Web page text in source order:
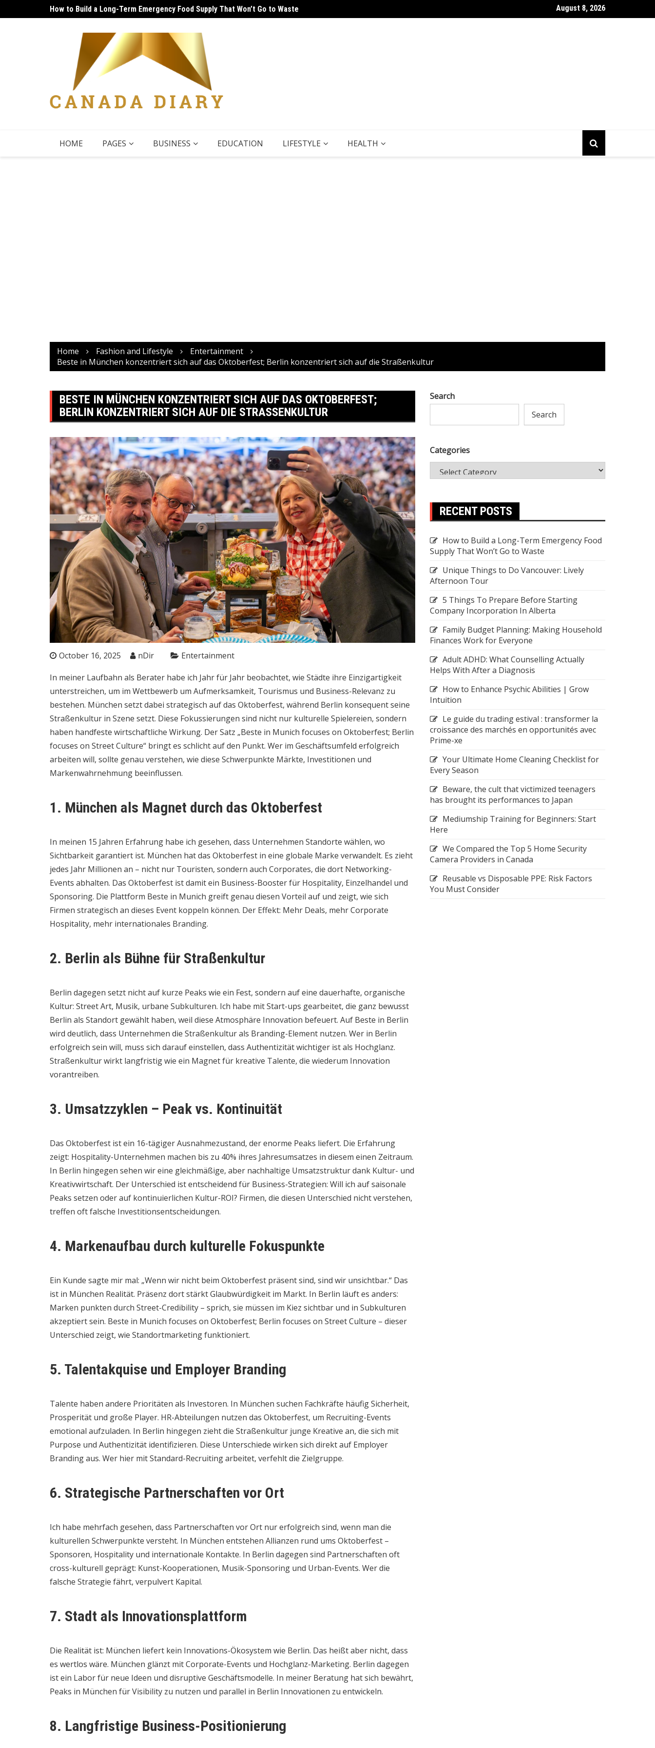
to
How to Build a Long-Term Emergency Food Supply That Won’t Go to Waste
Unique Things to Do Vancouver: Lively Afternoon Tour 5 Things To Prepare Before Starting Company Incorporation In Alberta
August 8, 2026
HOME PAGES BUSINESS EDUCATION LIFESTYLE HEALTH
Home Fashion and Lifestyle
Entertainment
Beste in München konzentriert sich auf das Oktoberfest; Berlin konzentriert sich auf die Straßenkultur
BESTE IN MÜNCHEN KONZENTRIERT SICH AUF DAS OKTOBERFEST;
BERLIN KONZENTRIERT SICH AUF DIE STRASSENKULTUR
October 16, 2025 nDir Entertainment
In meiner Laufbahn als Berater habe ich Jahr für Jahr beobachtet, wie Städte ihre Einzigartigkeit
unterstreichen, um im Wettbewerb um Aufmerksamkeit, Tourismus und Business-Relevanz zu
bestehen. München setzt dabei strategisch auf das Oktoberfest, während Berlin konsequent seine
Straßenkultur in Szene setzt. Diese Fokussierungen sind nicht nur kulturelle Spielereien, sondern
haben handfeste wirtschaftliche Wirkung. Der Satz „Beste in Munich focuses on Oktoberfest; Berlin
focuses on Street Culture“ bringt es schlicht auf den Punkt. Wer im Geschäftsumfeld erfolgreich
arbeiten will, sollte genau verstehen, wie diese Schwerpunkte Märkte, Investitionen und
Markenwahrnehmung beeinflussen.
1. München als Magnet durch das Oktoberfest
In meinen 15 Jahren Erfahrung habe ich gesehen, dass Unternehmen Standorte wählen, wo
Sichtbarkeit garantiert ist. München hat das Oktoberfest in eine globale Marke verwandelt. Es zieht
jedes Jahr Millionen an – nicht nur Touristen, sondern auch Corporates, die dort Networking-
Events abhalten. Das Oktoberfest ist damit ein Business-Booster für Hospitality, Einzelhandel und
Sponsoring. Die Plattform Beste in Munich greift genau diesen Vorteil auf und zeigt, wie sich
Firmen strategisch an dieses Event koppeln können. Der Effekt: Mehr Deals, mehr Corporate
Hospitality, mehr internationales Branding.
2. Berlin als Bühne für Straßenkultur
Berlin dagegen setzt nicht auf kurze Peaks wie ein Fest, sondern auf eine dauerhafte, organische
Kultur: Street Art, Musik, urbane Subkulturen. Ich habe mit Start-ups gearbeitet, die ganz bewusst
Berlin als Standort gewählt haben, weil diese Atmosphäre Innovation befeuert. Auf Beste in Berlin
wird deutlich, dass Unternehmen die Straßenkultur als Branding-Element nutzen. Wer in Berlin
erfolgreich sein will, muss sich darauf einstellen, dass Authentizität wichtiger ist als Hochglanz.
Straßenkultur wirkt langfristig wie ein Magnet für kreative Talente, die wiederum Innovation
vorantreiben.
3. Umsatzzyklen – Peak vs. Kontinuität
Das Oktoberfest ist ein 16-tägiger Ausnahmezustand, der enorme Peaks liefert. Die Erfahrung
zeigt: Hospitality-Unternehmen machen bis zu 40% ihres Jahresumsatzes in diesem einen Zeitraum.
In Berlin hingegen sehen wir eine gleichmäßige, aber nachhaltige Umsatzstruktur dank Kultur- und
Kreativwirtschaft. Der Unterschied ist entscheidend für Business-Strategien: Will ich auf saisonale
Peaks setzen oder auf kontinuierlichen Kultur-ROI? Firmen, die diesen Unterschied nicht verstehen,
treffen oft falsche Investitionsentscheidungen.
4. Markenaufbau durch kulturelle Fokuspunkte
Ein Kunde sagte mir mal: „Wenn wir nicht beim Oktoberfest präsent sind, sind wir unsichtbar.“ Das
ist in München Realität. Präsenz dort stärkt Glaubwürdigkeit im Markt. In Berlin läuft es anders:
Marken punkten durch Street-Credibility – sprich, sie müssen im Kiez sichtbar und in Subkulturen
akzeptiert sein. Beste in Munich focuses on Oktoberfest; Berlin focuses on Street Culture – dieser
Unterschied zeigt, wie Standortmarketing funktioniert.
5. Talentakquise und Employer Branding
Talente haben andere Prioritäten als Investoren. In München suchen Fachkräfte häufig Sicherheit,
Prosperität und große Player. HR-Abteilungen nutzen das Oktoberfest, um Recruiting-Events
emotional aufzuladen. In Berlin hingegen zieht die Straßenkultur junge Kreative an, die sich mit
Purpose und Authentizität identifizieren. Diese Unterschiede wirken sich direkt auf Employer
Branding aus. Wer hier mit Standard-Recruiting arbeitet, verfehlt die Zielgruppe.
6. Strategische Partnerschaften vor Ort
Ich habe mehrfach gesehen, dass Partnerschaften vor Ort nur erfolgreich sind, wenn man die
kulturellen Schwerpunkte versteht. In München entstehen Allianzen rund ums Oktoberfest –
Sponsoren, Hospitality und internationale Kontakte. In Berlin dagegen sind Partnerschaften oft
cross-kulturell geprägt: Kunst-Kooperationen, Musik-Sponsoring und Urban-Events. Wer die
falsche Strategie fährt, verpulvert Kapital.
7. Stadt als Innovationsplattform
Die Realität ist: München liefert kein Innovations-Ökosystem wie Berlin. Das heißt aber nicht, dass
es wertlos wäre. München glänzt mit Corporate-Events und Hochglanz-Marketing. Berlin dagegen
ist ein Labor für neue Ideen und disruptive Geschäftsmodelle. In meiner Beratung hat sich bewährt,
Peaks in München für Visibility zu nutzen und parallel in Berlin Innovationen zu entwickeln.
8. Langfristige Business-Positionierung
Search
Search
Categories
RECENT POSTS
How to Build a Long-Term Emergency Food
Supply That Won’t Go to Waste
Unique Things to Do Vancouver: Lively
Afternoon Tour
5 Things To Prepare Before Starting
Company Incorporation In Alberta
Family Budget Planning: Making Household
Finances Work for Everyone
Adult ADHD: What Counselling Actually
Helps With After a Diagnosis
How to Enhance Psychic Abilities | Grow
Intuition
Le guide du trading estival : transformer la
croissance des marchés en opportunités avec
Prime-xe
Your Ultimate Home Cleaning Checklist for
Every Season
Beware, the cult that victimized teenagers
has brought its performances to Japan
Mediumship Training for Beginners: Start
Here
We Compared the Top 5 Home Security
Camera Providers in Canada
Reusable vs Disposable PPE: Risk Factors
You Must Consider